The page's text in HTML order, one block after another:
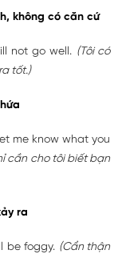
không có căn cứ
not go well. (Tôi có
tốt.)
me know what you
cần cho tôi biết bạn
ra
be foggy. (Cẩn thận